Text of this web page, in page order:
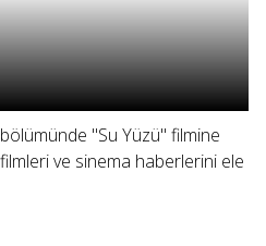
"Su Yüzü" filmine
ve sinema haberlerini ele